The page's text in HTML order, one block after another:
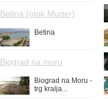
Betina (otok Murter)
Betina
Biograd na moru
Biograd na Moru -
trg kralja...